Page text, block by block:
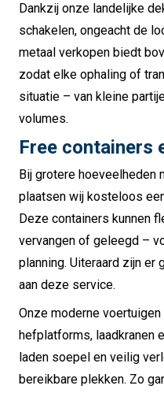
Dankzij onze landelijke
schakelen, ongeacht de
metaal verkopen biedt
zodat elke ophaling of
situatie – van kleine
volumes.
Free containers
Bij grotere hoeveelheden
plaatsen wij kosteloos
Deze containers kunnen
vervangen of geleegd –
planning. Uiteraard zijn er
aan deze service.
Onze moderne
hefplatforms, laadkranen
laden soepel en veilig
bereikbare plekken. Zo